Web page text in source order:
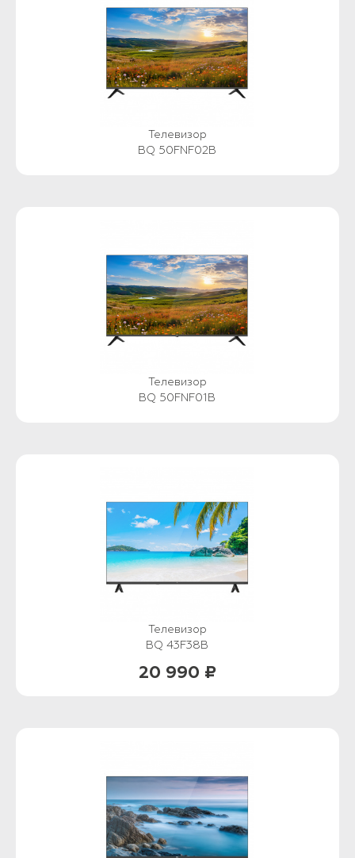
Телевизор
BQ 50FNF02B
Телевизор
BQ 50FNF01B
Телевизор
BQ 43F38B
20 990 ₽